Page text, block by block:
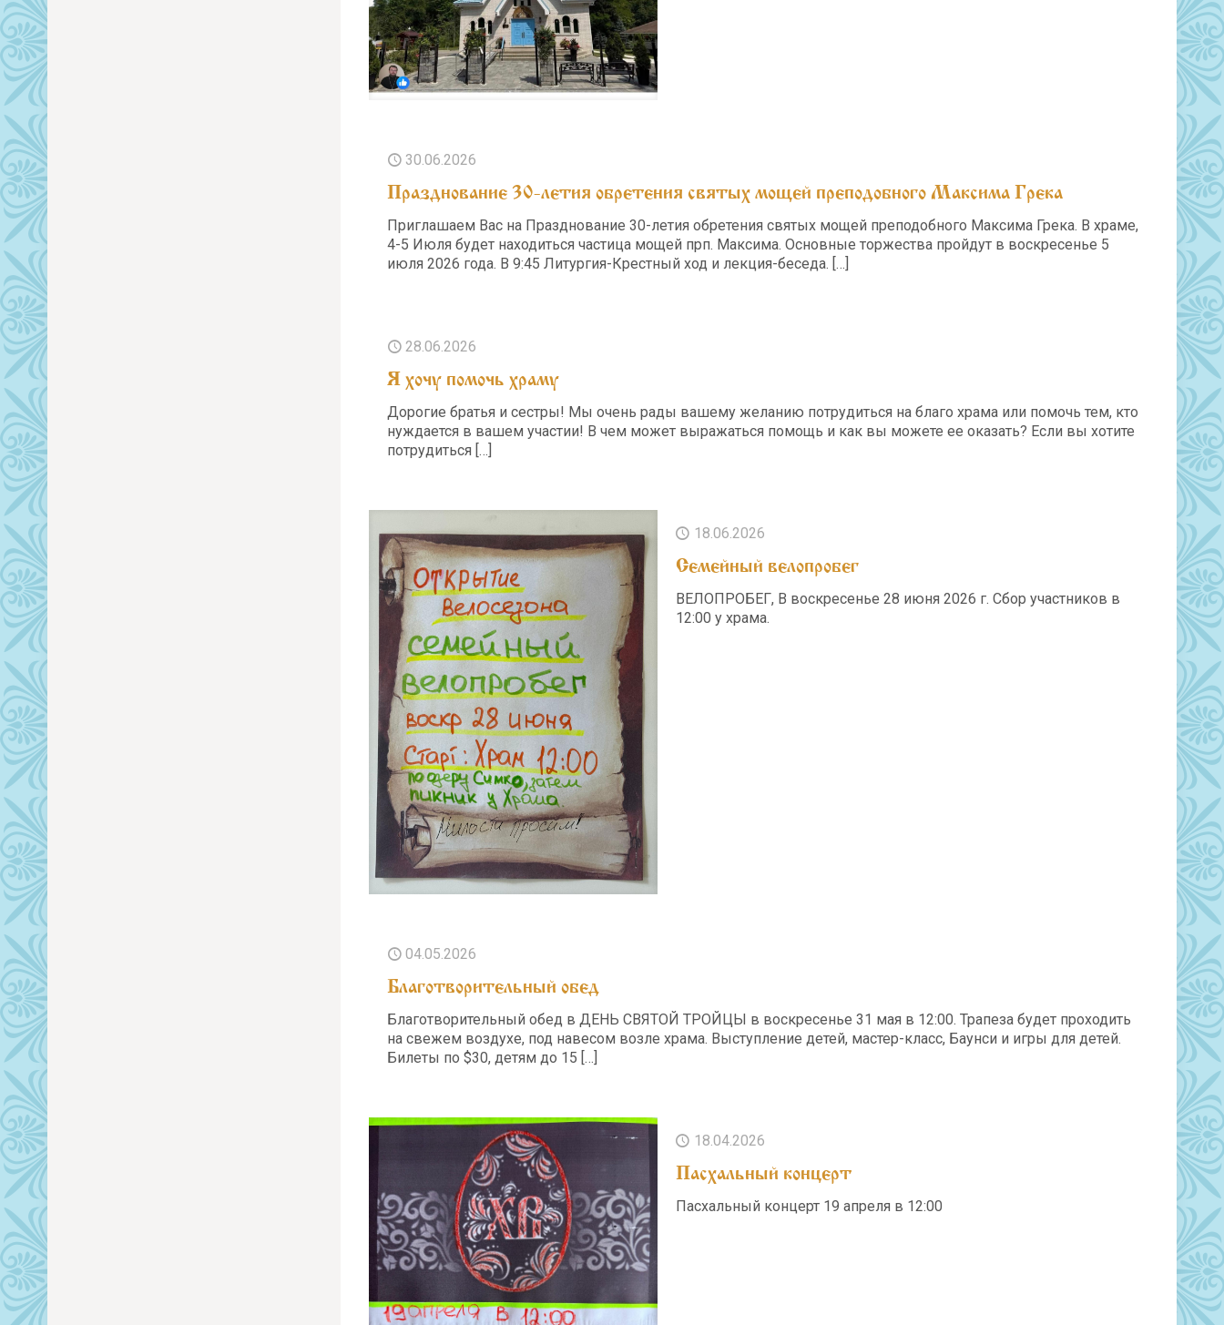
30.06.2026
Празднование 30-летия обретения святых мощей преподобного Максима Грека
Приглашаем Вас на Празднование 30-летия обретения святых мощей преподобного Максима Грека. В храме,
4-5 Июля будет находиться частица мощей прп. Максима. Основные торжества пройдут в воскресенье 5
июля 2026 года. В 9:45 Литургия-Крестный ход и лекция-беседа. […]
28.06.2026
Я хочу помочь храму
Дорогие братья и сестры! Мы очень рады вашему желанию потрудиться на благо храма или помочь тем, кто
нуждается в вашем участии! В чем может выражаться помощь и как вы можете ее оказать? Если вы хотите
потрудиться […]
18.06.2026
Семейный велопробег
ВЕЛОПРОБЕГ, В воскресенье 28 июня 2026 г. Сбор участников в
12:00 у храма.
04.05.2026
Благотворительный обед
Благотворительный обед в ДЕНЬ СВЯТОЙ ТРОЙЦЫ в воскресенье 31 мая в 12:00. Трапеза будет проходить
на свежем воздухе, под навесом возле храма. Выступление детей, мастер-класс, Баунси и игры для детей.
Билеты по $30, детям до 15 […]
18.04.2026
Пасхальный концерт
Пасхальный концерт 19 апреля в 12:00